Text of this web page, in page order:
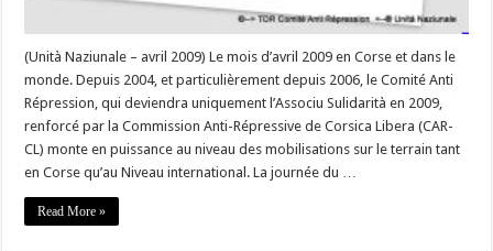
(Unità Naziunale – avril 2009) Le mois d’avril 2009 en Corse et dans le
monde. Depuis 2004, et particulièrement depuis 2006, le Comité Anti
Répression, qui deviendra uniquement l’Associu Sulidarità en 2009,
renforcé par la Commission Anti-Répressive de Corsica Libera (CAR-
CL) monte en puissance au niveau des mobilisations sur le terrain tant
en Corse qu’au Niveau international. La journée du …
Read More »